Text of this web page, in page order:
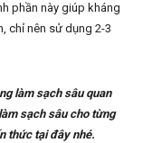
phần này giúp kháng
chỉ nên sử dụng 2-3
làm sạch sâu quan
sạch sâu cho từng
thức tại đây nhé.